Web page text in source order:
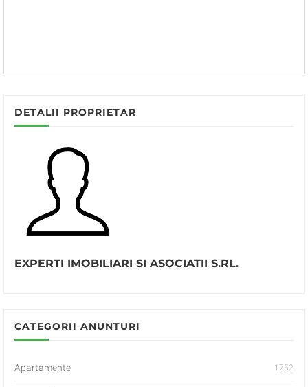
DETALII PROPRIETAR
EXPERTI IMOBILIARI SI ASOCIATII S.RL.
CATEGORII ANUNTURI
Apartamente 1752